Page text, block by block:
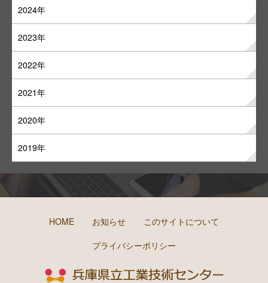
2024年
2023年
2022年
2021年
2020年
2019年
HOME お知らせ
このサイトについて
プライバシーポリシー